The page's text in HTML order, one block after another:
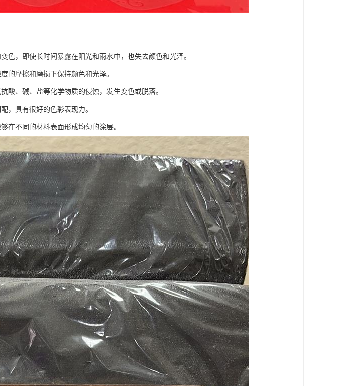
色，即使长时间暴露在阳光和雨水中，也失去颜色和光泽。
的摩擦和磨损下保持颜色和光泽。
酸、碱、盐等化学物质的侵蚀，发生变色或脱落。
，具有很好的色彩表现力。
在不同的材料表面形成均匀的涂层。